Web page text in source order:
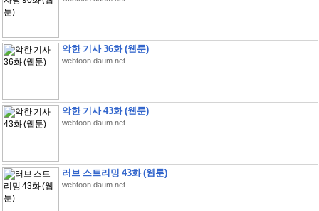
악한 기사 36화 (웹툰)
webtoon.daum.net
악한 기사 43화 (웹툰)
webtoon.daum.net
러브 스트리밍 43화 (웹툰)
webtoon.daum.net